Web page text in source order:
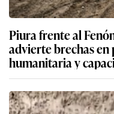
Piura frente al
advierte brechas
humanitaria y